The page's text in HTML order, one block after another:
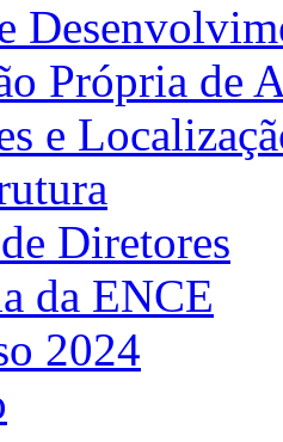
Própria de
e
Diretores
da ENCE
2024